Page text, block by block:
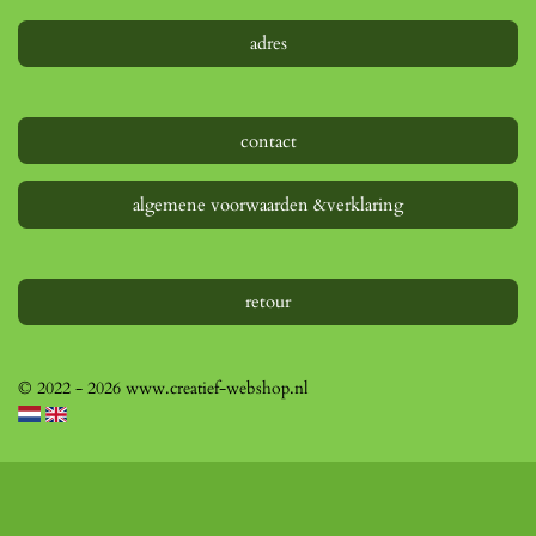
adres
contact
algemene voorwaarden &verklaring
retour
© 2022 - 2026 www.creatief-webshop.nl